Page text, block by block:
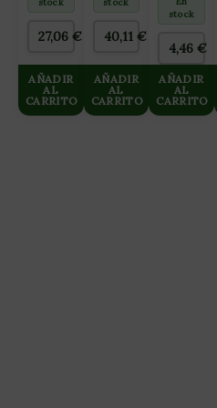
stock
27,06 €
AÑADIR
AL
CARRITO
FINALIZACIÓN)
10L
stock
40,11 €
AÑADIR
AL
CARRITO
stock
4,46€
AÑADIR
AL
CARRITO